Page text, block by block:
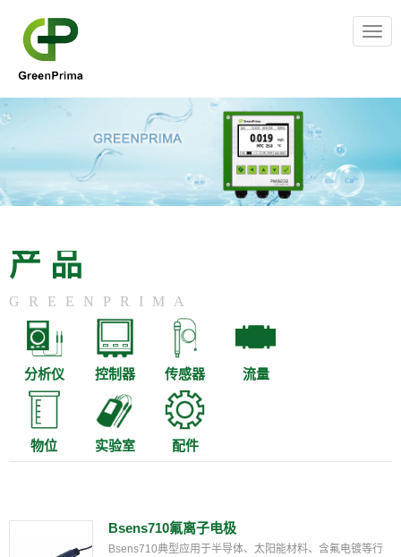
产品
GREENPRIMA
分析仪 控制器 传感器 流量
物位 实验室 配件
Bsens710氟离子电极
Bsens710典型应用于半导体、太阳能材料、含氟电镀等行